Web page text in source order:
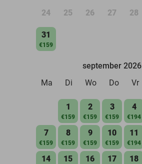
24 25 26 27 28
31
€159
september 2026
Ma
Di Wo Do Vr
1
€159
2
€159
3
€159
4
€194
7
€159
8
€159
9
€159
10
€159
11
€194
14 15 16 17 18